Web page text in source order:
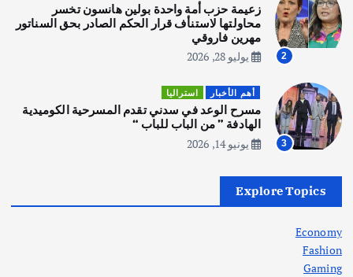
4
المقبل
يوليو 28, 2026
أهم الأخبار ثقافة وفنون
انطلاق ورشة التمثيل في مدينة كلباء الاماراتية
أغسطس 5, 2026
في جذور المشكلة وحلولها المستدامة
2
زعيمة حزب أمة واحدة بولين هانسون تخسر
محاولتها لاستنأف قرار الحكم الصادر بحق السناتور
مهرين فاروقي
يوليو 28, 2026
3
أهم الأخبار استراليا
مسرح الوعد في سدني تقدم المسرحية الكوميدية
الهادفة ” من الباب للباب “
يونيو 14, 2026
Explore Topics
Economy
Fashion
Gaming